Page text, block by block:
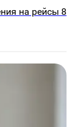
на рейсы 8